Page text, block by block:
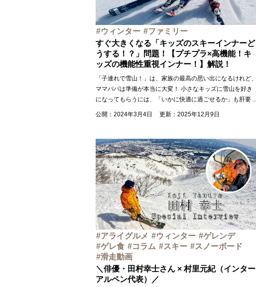
ウィンター
ファミリー
すぐ大きくなる「キッズのスキーインナーど
うする！？」問題！【プチプラ×高機能！キ
ッズの機能性重視インナー！】解説！
「子連れで雪山！」は、家族の最高の思い出になるけれど、
ママパパは準備が本当に大変！ 小さなキッズに雪山を好き
になってもらうには、「いかに快適に過ごせるか」も肝要
公開：2024年3月4日 更新：2025年12月9日
アライグルメ ウィンター
ゲレンデ
ゲレ食
コラム スキー
スノーボード
滑走動画
＼俳優・田村幸士さん × 村里元紀（インター
アルペン代表）／